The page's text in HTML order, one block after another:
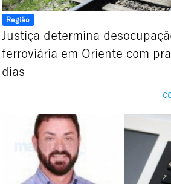
Região
Justiça determina
ferroviária em Oriente com
dias